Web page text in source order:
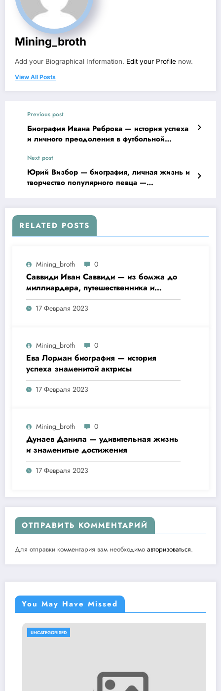
Mining_broth
Add your Biographical Information. Edit your Profile now.
View All Posts
Previous post
Биография Ивана Реброва — история успеха
и личного преодоления в футбольной
Next post
Юрий Визбор — биография, личная жизнь и
творчество популярного певца —
RELATED POSTS
Mining_broth 0
Саввиди Иван Саввиди — из бомжа до
миллиардера, путешественника и
футбольного президента —
удивительная биография
17 Февраля 2023
Mining_broth 0
Ева Лорман биография — история
успеха знаменитой актрисы
17 Февраля 2023
Mining_broth 0
Дунаев Данила — удивительная жизнь
и знаменитые достижения
17 Февраля 2023
ОТПРАВИТЬ КОММЕНТАРИЙ
Для отправки комментария вам необходимо авторизоваться.
You May Have Missed